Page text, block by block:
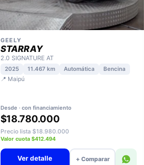
GEELY
STARRAY
2.0 SIGNATURE AT
2025 11.467 km Automática Bencina
📍 Maipú
Desde · con financiamiento
$18.780.000
Precio lista $18.980.000
Valor cuota $412.494
Ver detalle + Comparar